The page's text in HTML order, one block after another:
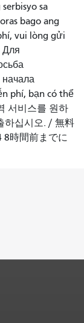
sa
bago ang
vui lòng gửi
Для
начала
phí, bạn có thể
서비스를 원하
하십시오. / 無料
8時間前までに